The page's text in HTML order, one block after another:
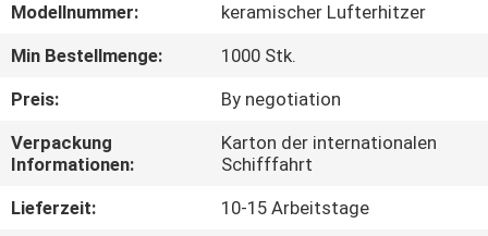
QUALITÄTSKONTROLLE
KONTAKTIEREN
SIE
UNS
Modellnummer:
keramischer Lufterhitzer
Min Bestellmenge:
1000 Stk.
Preis:
By negotiation
Verpackung
Informationen:
Karton der internationalen
Schifffahrt
Lieferzeit:
10-15 Arbeitstage